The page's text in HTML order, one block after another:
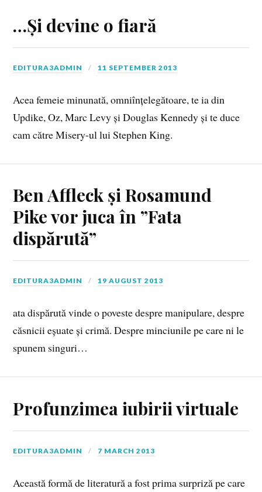
…Și devine o fiară
EDITURA3ADMIN 11 SEPTEMBER 2013
Acea femeie minunată, omniînțelegătoare, te ia din
Updike, Oz, Marc Levy și Douglas Kennedy și te duce
cam către Misery-ul lui Stephen King.
Ben Affleck și Rosamund
Pike vor juca în ”Fata
dispărută”
EDITURA3ADMIN 19 AUGUST 2013
ata dispărută vinde o poveste despre manipulare, despre
căsnicii eșuate și crimă. Despre minciunile pe care ni le
spunem singuri…
Profunzimea iubirii virtuale
EDITURA3ADMIN 7 MARCH 2013
Această formă de literatură a fost prima surpriză pe care